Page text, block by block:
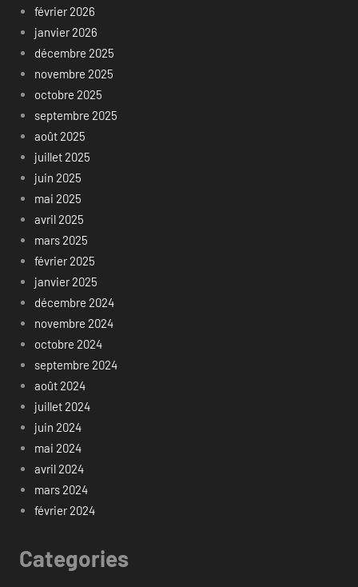
février 2026
janvier 2026
décembre 2025
novembre 2025
octobre 2025
septembre 2025
août 2025
juillet 2025
juin 2025
mai 2025
avril 2025
mars 2025
février 2025
janvier 2025
décembre 2024
novembre 2024
octobre 2024
septembre 2024
août 2024
juillet 2024
juin 2024
mai 2024
avril 2024
mars 2024
février 2024
Categories